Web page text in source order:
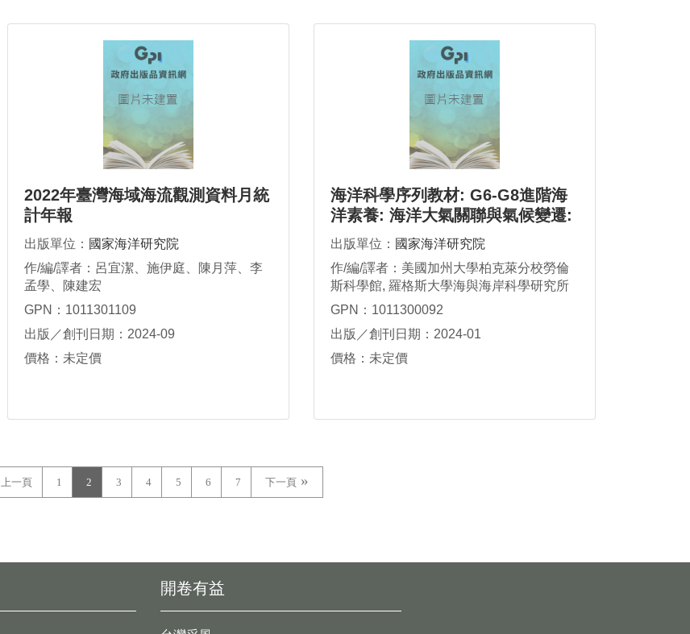
2022年臺灣海域海流觀測資料月統
計年報
出版單位： 國家海洋研究院
作/編/譯者：呂宜潔、施伊庭、陳月萍、李
孟學、陳建宏
GPN：1011301109
出版／創刊日期：2024-09
價格：未定價
海洋科學序列教材: G6-G8進階海
洋素養: 海洋大氣關聯與氣候變遷:
海洋導論、海洋科學背景知識與評
量指引
出版單位： 國家海洋研究院
作/編/譯者：美國加州大學柏克萊分校勞倫
斯科學館, 羅格斯大學海與海岸科學研究所
[作]; 李弘善, 周品翔, 邱憶群, 李倢璇翻譯
GPN：1011300092
出版／創刊日期：2024-01
價格：未定價
上一頁 1 2 3 4 5 6 7 下一頁
開卷有益